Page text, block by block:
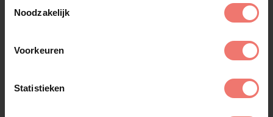
Noodzakelijk
Voorkeuren
Statistieken